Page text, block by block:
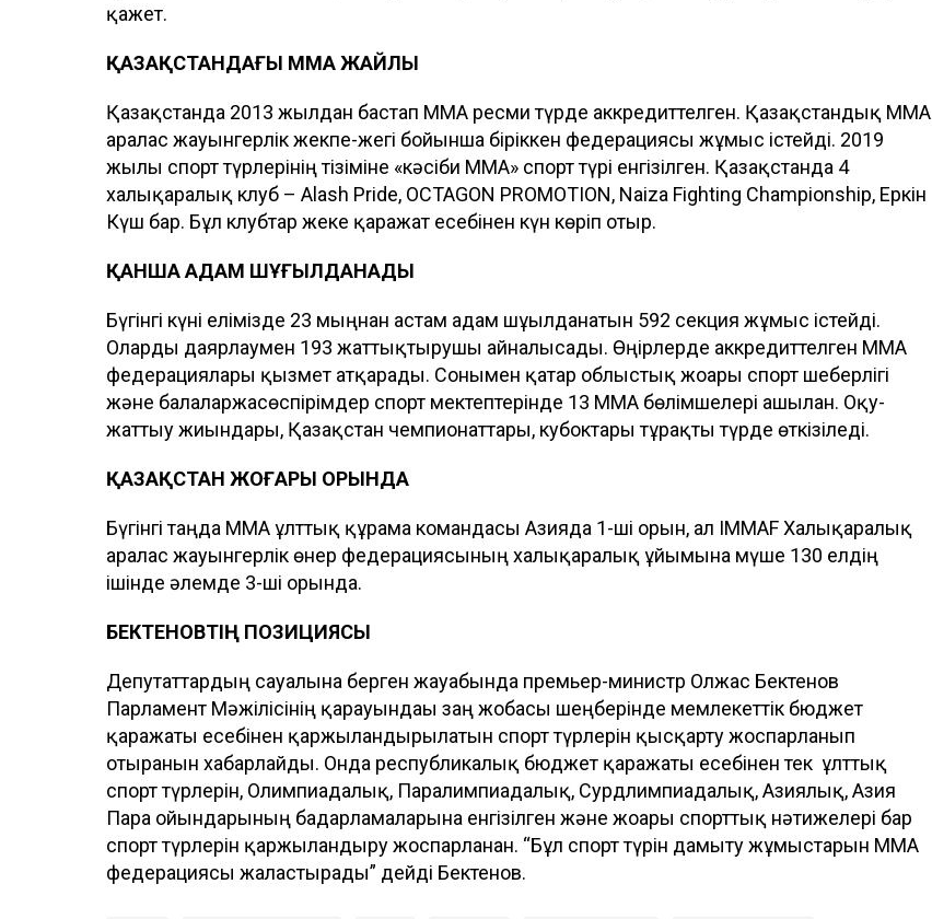
қажет.
ҚАЗАҚСТАНДАҒЫ ММА ЖАЙЛЫ
Қазақстанда 2013 жылдан бастап ММА ресми түрде аккредиттелген. Қазақстандық ММА
аралас жауынгерлік жекпе-жегі бойынша біріккен федерациясы жұмыс істейді. 2019
жылы спорт түрлерінің тізіміне «кәсіби ММА» спорт түрі енгізілген. Қазақстанда 4
халықаралық клуб – Alash Pride, ОCTAGON PROMOTION, Naiza Fighting Championship, Еркін
Күш бар. Бұл клубтар жеке қаражат есебінен күн көріп отыр.
ҚАНША АДАМ ШҰҒЫЛДАНАДЫ
Бүгінгі күні елімізде 23 мыңнан астам адам шұғылданатын 592 секция жұмыс істейді.
Оларды даярлаумен 193 жаттықтырушы айналысады. Өңірлерде аккредиттелген ММА
федерациялары қызмет атқарады. Сонымен қатар облыстық жоғары спорт шеберлігі
және балаларжасөспірімдер спорт мектептерінде 13 ММА бөлімшелері ашылған. Оқу-
жаттығу жиындары, Қазақстан чемпионаттары, кубоктары тұрақты түрде өткізіледі.
ҚАЗАҚСТАН ЖОҒАРЫ ОРЫНДА
Бүгінгі таңда ММА ұлттық құрама командасы Азияда 1-ші орын, ал IMMAF Халықаралық
аралас жауынгерлік өнер федерациясының халықаралық ұйымына мүше 130 елдің
ішінде әлемде 3-ші орында.
БЕКТЕНОВТІҢ ПОЗИЦИЯСЫ
Депутаттардың сауалына берген жауабында премьер-министр Олжас Бектенов
Парламент Мәжілісінің қарауындағы заң жобасы шеңберінде мемлекеттік бюджет
қаражаты есебінен қаржыландырылатын спорт түрлерін қысқарту жоспарланып
отырғанын хабарлайды. Онда республикалық бюджет қаражаты есебінен тек ұлттық
спорт түрлерін, Олимпиадалық, Паралимпиадалық, Сурдлимпиадалық, Азиялық, Азия
Пара ойындарының бағдарламаларына енгізілген және жоғары спорттық нәтижелері бар
спорт түрлерін қаржыландыру жоспарланған. “Бұл спорт түрін дамыту жұмыстарын ММА
федерациясы жалғастырады” дейді Бектенов.